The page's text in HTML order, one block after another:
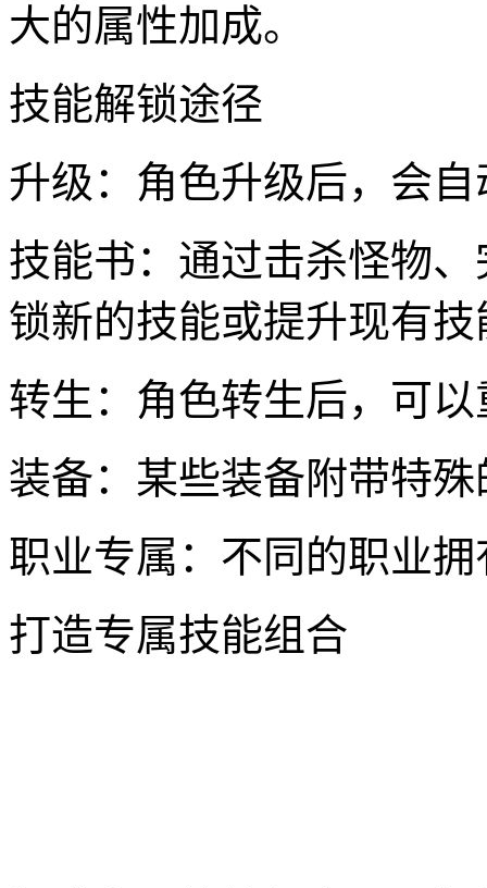
大的属性加成。
技能解锁途径
升级：角色升级后，会
技能书：通过击杀怪物
锁新的技能或提升现有
转生：角色转生后，可
装备：某些装备附带特
职业专属：不同的职业
打造专属技能组合